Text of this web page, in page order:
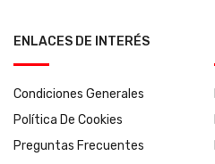
ENLACES DE INTERÉS
Condiciones Generales
Política De Cookies
Preguntas Frecuentes